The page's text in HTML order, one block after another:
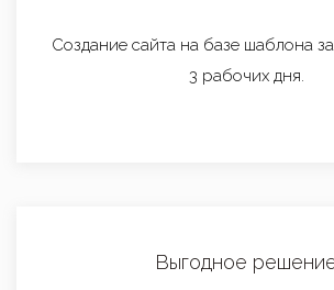
Создание сайта на базе шаблона
3 рабочих дня.
Выгодное